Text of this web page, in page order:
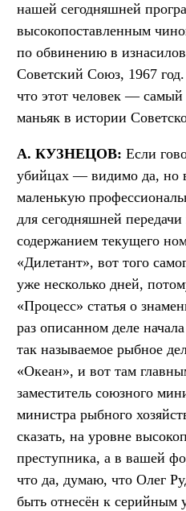
нашей сегодняшней
высокопоставленным
по обвинению в
Советский Союз, 1967
что этот человек —
маньяк в истории
А. КУЗНЕЦОВ: Если
убийцах — видимо да, но
маленькую
для сегодняшней
содержанием текущего
«Дилетант», вот того
уже несколько дней,
«Процесс» статья о
раз описанном деле
так называемое рыбное
«Океан», и вот там
заместитель союзного
министра рыбного
сказать, на уровне
преступника, а в вашей
что да, думаю, что Олег
быть отнесён к серийным